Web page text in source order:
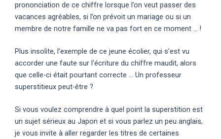
prononciation de ce chiffre lorsque l’on veut passer des
vacances agréables, si l’on prévoit un mariage ou si un
membre de notre famille ne va pas fort en ce moment … !
Plus insolite, l’exemple de ce jeune écolier, qui s’est vu
accorder une faute sur l’écriture du chiffre maudit, alors
que celle-ci était pourtant correcte … Un professeur
superstitieux peut-être ?
Si vous voulez comprendre à quel point la superstition est
un sujet sérieux au Japon et si vous parlez un peu anglais,
je vous invite à aller regarder les titres de certaines